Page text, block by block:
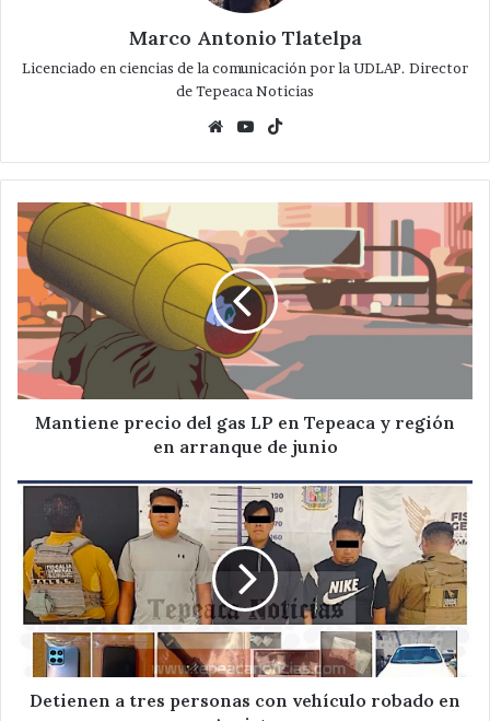
Marco Antonio Tlatelpa
Licenciado en ciencias de la comunicación por la UDLAP. Director
de Tepeaca Noticias
WebsiteYouTube
Mantiene
precio
del
gas
LP
en
Tepeaca
y
región
junio
Mantiene precio del gas LP en Tepeaca y región
en arranque de junio
Detienen
tres
personas
con
vehículo
robado
Acajete
Detienen a tres personas con vehículo robado en